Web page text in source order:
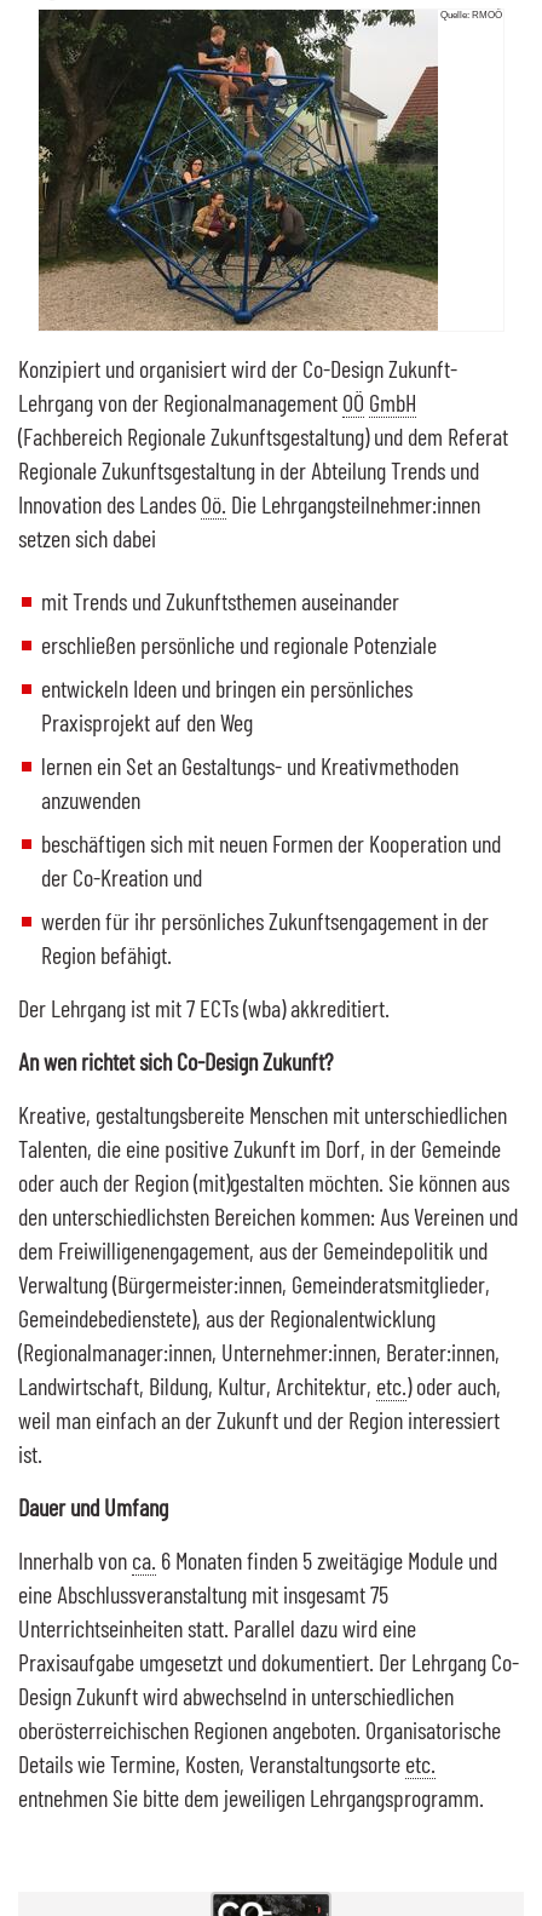
Quelle: RMOÖ
Konzipiert und organisiert wird der Co-DesignZukunft-
Lehrgang von der Regionalmanagement OÖ GmbH
(Fachbereich Regionale Zukunftsgestaltung) und dem Referat
Regionale Zukunftsgestaltung in der Abteilung Trends und
Innovation des Landes Oö. Die Lehrgangsteilnehmer:innen
setzen sich dabei
mit Trends und Zukunftsthemen auseinander
erschließen persönliche und regionale Potenziale
entwickeln Ideen und bringen ein persönliches
Praxisprojekt auf den Weg
lernen ein Set an Gestaltungs- und Kreativmethoden
anzuwenden
beschäftigen sich mit neuen Formen der Kooperation und
der Co-Kreation und
werden für ihr persönliches Zukunftsengagement in der
Region befähigt.
Der Lehrgang ist mit 7 ECTs (wba) akkreditiert.
An wen richtet sichCo-DesignZukunft?
Kreative, gestaltungsbereite Menschen mit unterschiedlichen
Talenten, die eine positive Zukunft im Dorf, in der Gemeinde
oder auch der Region (mit)gestalten möchten. Sie können aus
den unterschiedlichsten Bereichen kommen: Aus Vereinen und
dem Freiwilligenengagement, aus der Gemeindepolitik und
Verwaltung (Bürgermeister:innen, Gemeinderatsmitglieder,
Gemeindebedienstete), aus der Regionalentwicklung
(Regionalmanager:innen, Unternehmer:innen, Berater:innen,
Landwirtschaft, Bildung, Kultur, Architektur, etc.) oder auch,
weil man einfach an der Zukunft und der Region interessiert
ist.
Dauer und Umfang
Innerhalb von ca. 6 Monaten finden 5 zweitägige Module und
eine Abschlussveranstaltung mit insgesamt 75
Unterrichtseinheiten statt. Parallel dazu wird eine
Praxisaufgabe umgesetzt und dokumentiert. Der Lehrgang Co-
DesignZukunft wird abwechselnd in unterschiedlichen
oberösterreichischen Regionen angeboten. Organisatorische
Details wie Termine, Kosten, Veranstaltungsorte etc.
entnehmen Sie bitte dem jeweiligen Lehrgangsprogramm.